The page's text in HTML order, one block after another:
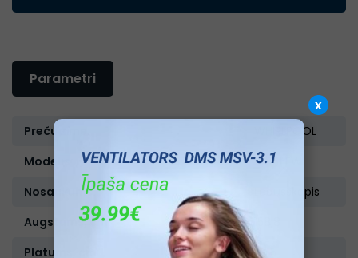
Parametri
Preču zīme:
WHIRLPOOL
Modelis:
W5611EW
Nosaukums:
Ledusskapis
Augstums, cm:
Platums, cm:
59,5
x